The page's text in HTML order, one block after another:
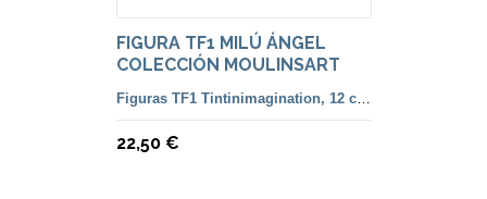
FIGURA TF1 MILÚ ÁNGEL
COLECCIÓN MOULINSART
Figuras TF1 Tintinimagination, 12 cm. color y francesa
22,50 €